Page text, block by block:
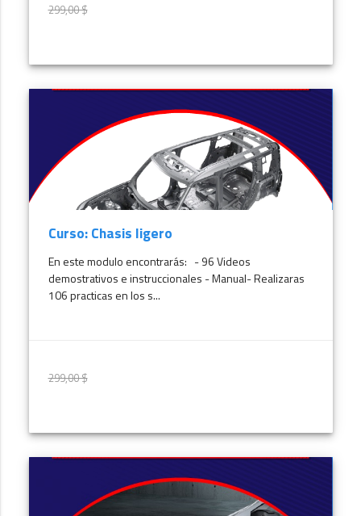
299,00 $
Curso: Chasis ligero
En este modulo encontrarás: - 96 Videos
demostrativos e instruccionales - Manual- Realizaras
106 practicas en los s...
299,00 $